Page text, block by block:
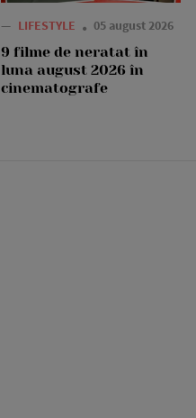
— LIFESTYLE 05 august 2026
9 filme de neratat în
luna august 2026 în
cinematografe